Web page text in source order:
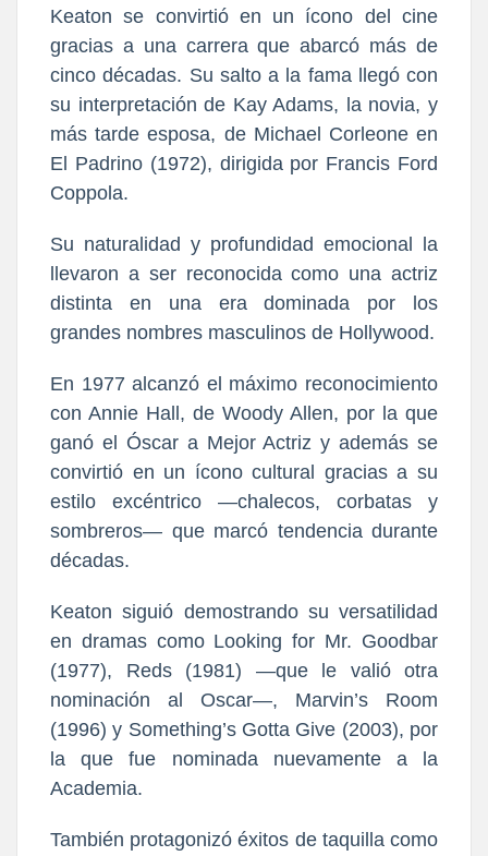
Keaton se convirtió en un ícono del cine
gracias a una carrera que abarcó más de
cinco décadas. Su salto a la fama llegó con
su interpretación de Kay Adams, la novia, y
más tarde esposa, de Michael Corleone en
El Padrino (1972), dirigida por Francis Ford
Coppola.
Su naturalidad y profundidad emocional la
llevaron a ser reconocida como una actriz
distinta en una era dominada por los
grandes nombres masculinos de Hollywood.
En 1977 alcanzó el máximo reconocimiento
con Annie Hall, de Woody Allen, por la que
ganó el Óscar a Mejor Actriz y además se
convirtió en un ícono cultural gracias a su
estilo excéntrico —chalecos, corbatas y
sombreros— que marcó tendencia durante
décadas.
Keaton siguió demostrando su versatilidad
en dramas como Looking for Mr. Goodbar
(1977), Reds (1981) —que le valió otra
nominación al Oscar—, Marvin’s Room
(1996) y Something’s Gotta Give (2003), por
la que fue nominada nuevamente a la
Academia.
También protagonizó éxitos de taquilla como